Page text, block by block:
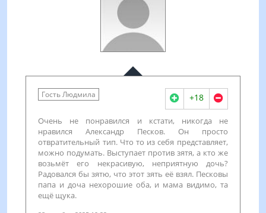
Гость Людмила +18
Очень не понравился и кстати, никогда не
нравился Александр Песков. Он просто
отвратительный тип. Что то из себя представляет,
можно подумать. Выступает против зятя, а кто же
возьмёт его некрасивую, неприятную дочь?
Радовался бы зятю, что этот зять её взял. Песковы
папа и доча нехорошие оба, и мама видимо, та
ещё щука.